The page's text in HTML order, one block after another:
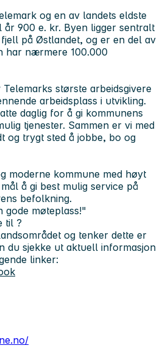
og en av landets eldste
900 e. kr. Byen ligger sentralt
på Østlandet, og er en del av
har nærmere 100.000
største arbeidsgivere
arbeidsplass i utvikling.
daglig for å gi kommunens
tjenester. Sammen er vi med
og trygt sted å jobbe, bo og
moderne kommune med høyt
å gi best mulig service på
befolkning.
gode møteplass!"
til ?
og tenker dette er
du sjekke ut aktuell informasjon
linker: